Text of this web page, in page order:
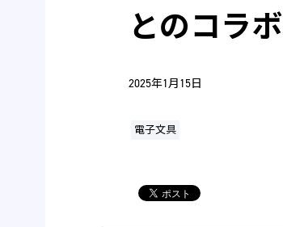
とのコラ
2025年1月15日
電子文具